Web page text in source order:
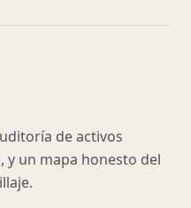
de activos
y un mapa honesto del